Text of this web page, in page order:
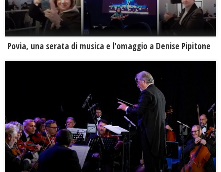
Povia, una serata di musica e l'omaggio a Denise Pipitone